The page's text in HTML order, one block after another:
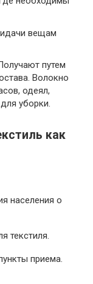
вещам
путем
Волокно
одеял,
уборки.
как
населения о
текстиля.
приема.